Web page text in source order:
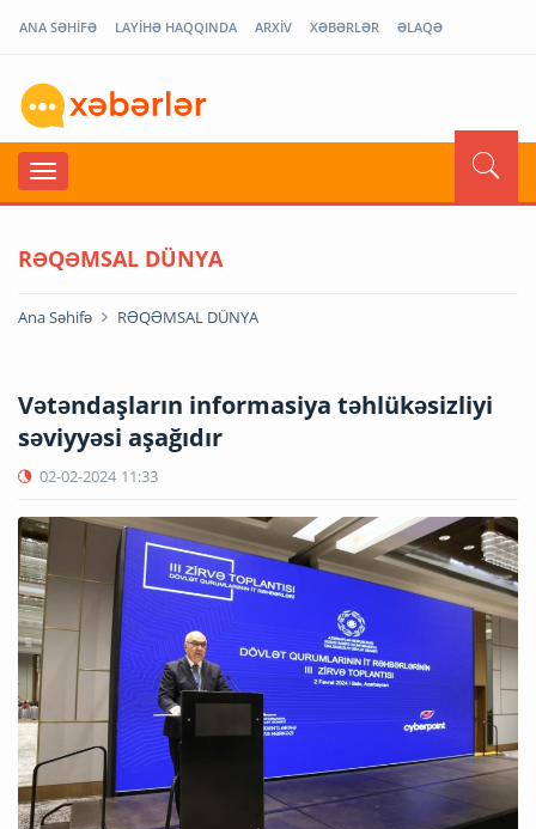
ANA SƏHİFƏ LAYİHƏ HAQQINDA ARXİV XƏBƏRLƏR ƏLAQƏ
RƏQƏMSAL DÜNYA
Ana Səhifə RƏQƏMSAL DÜNYA
Vətəndaşların informasiya təhlükəsizliyi
səviyyəsi aşağıdır
02-02-2024 11:33